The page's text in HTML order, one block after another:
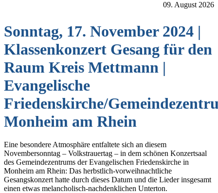
09. August 2026
Sonntag, 17. November 2024 |
Klassenkonzert Gesang für den
Raum Kreis Mettmann |
Evangelische
Friedenskirche/
Monheim am Rhein
Eine besondere Atmosphäre entfaltete sich an diesem
Novembersonntag – Volkstrauertag – in dem schönen Konzertsaal
des Gemeindezentrums der Evangelischen Friedenskirche in
Monheim am Rhein: Das herbstlich-vorweihnachtliche
Gesangskonzert hatte durch dieses Datum und die Lieder insgesamt
einen etwas melancholisch-nachdenklichen Unterton.